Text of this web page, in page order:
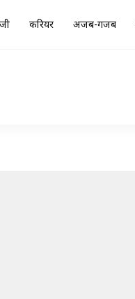
करियर अजब-गजब